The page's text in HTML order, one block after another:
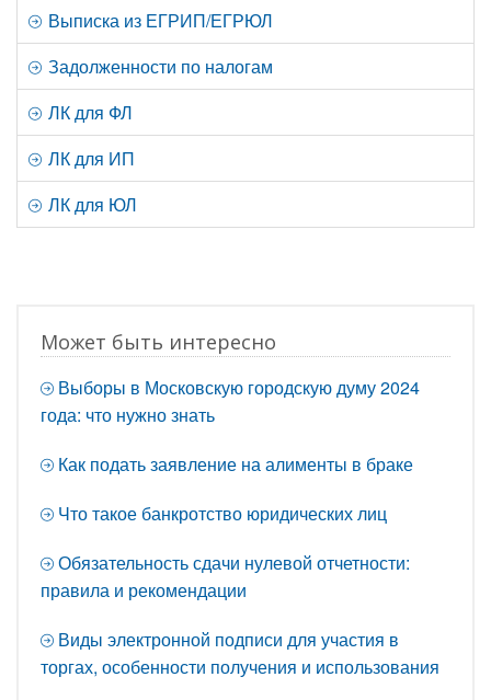
Выписка из ЕГРИП/ЕГРЮЛ
Задолженности по налогам
ЛК для ФЛ
ЛК для ИП
ЛК для ЮЛ
Может быть интересно
Выборы в Московскую городскую думу 2024
года: что нужно знать
Как подать заявление на алименты в браке
Что такое банкротство юридических лиц
Обязательность сдачи нулевой отчетности:
правила и рекомендации
Виды электронной подписи для участия в
торгах, особенности получения и использования